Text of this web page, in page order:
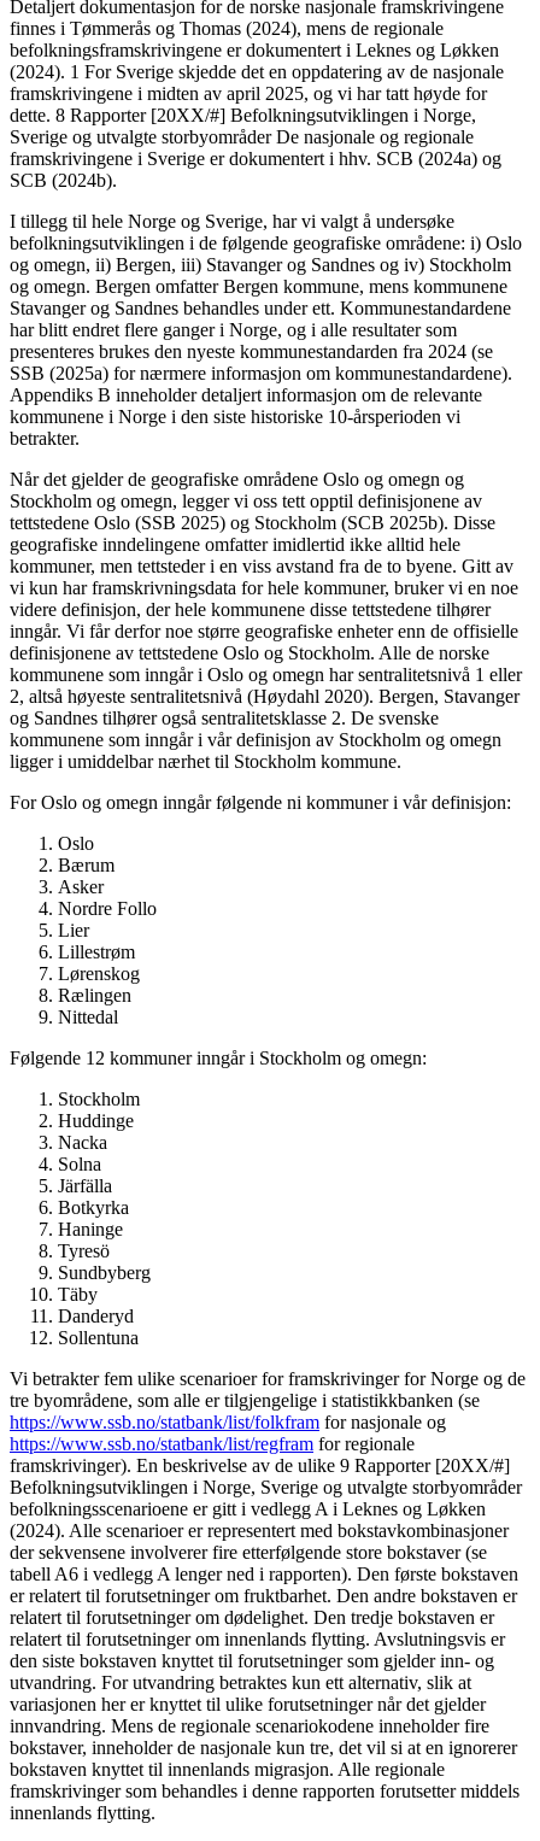
Detaljert dokumentasjon for de norske nasjonale framskrivingene
finnes i Tømmerås og Thomas (2024), mens de regionale
befolkningsframskrivingene er dokumentert i Leknes og Løkken
(2024). 1 For Sverige skjedde det en oppdatering av de nasjonale
framskrivingene i midten av april 2025, og vi har tatt høyde for
dette. 8 Rapporter [20XX/#] Befolkningsutviklingen i Norge,
Sverige og utvalgte storbyområder De nasjonale og regionale
framskrivingene i Sverige er dokumentert i hhv. SCB (2024a) og
SCB (2024b).
I tillegg til hele Norge og Sverige, har vi valgt å undersøke
befolkningsutviklingen i de følgende geografiske områdene: i) Oslo
og omegn, ii) Bergen, iii) Stavanger og Sandnes og iv) Stockholm
og omegn. Bergen omfatter Bergen kommune, mens kommunene
Stavanger og Sandnes behandles under ett. Kommunestandardene
har blitt endret flere ganger i Norge, og i alle resultater som
presenteres brukes den nyeste kommunestandarden fra 2024 (se
SSB (2025a) for nærmere informasjon om kommunestandardene).
Appendiks B inneholder detaljert informasjon om de relevante
kommunene i Norge i den siste historiske 10-årsperioden vi
betrakter.
Når det gjelder de geografiske områdene Oslo og omegn og
Stockholm og omegn, legger vi oss tett opptil definisjonene av
tettstedene Oslo (SSB 2025) og Stockholm (SCB 2025b). Disse
geografiske inndelingene omfatter imidlertid ikke alltid hele
kommuner, men tettsteder i en viss avstand fra de to byene. Gitt av
vi kun har framskrivningsdata for hele kommuner, bruker vi en noe
videre definisjon, der hele kommunene disse tettstedene tilhører
inngår. Vi får derfor noe større geografiske enheter enn de offisielle
definisjonene av tettstedene Oslo og Stockholm. Alle de norske
kommunene som inngår i Oslo og omegn har sentralitetsnivå 1 eller
2, altså høyeste sentralitetsnivå (Høydahl 2020). Bergen, Stavanger
og Sandnes tilhører også sentralitetsklasse 2. De svenske
kommunene som inngår i vår definisjon av Stockholm og omegn
ligger i umiddelbar nærhet til Stockholm kommune.
For Oslo og omegn inngår følgende ni kommuner i vår definisjon:
Oslo
Bærum
Asker
Nordre Follo
Lier
Lillestrøm
Lørenskog
Rælingen
Nittedal
Følgende 12 kommuner inngår i Stockholm og omegn:
Stockholm
Huddinge
Nacka
Solna
Järfälla
Botkyrka
Haninge
Tyresö
Sundbyberg
Täby
Danderyd
Sollentuna
Vi betrakter fem ulike scenarioer for framskrivinger for Norge og de
tre byområdene, som alle er tilgjengelige i statistikkbanken (se
https://www.ssb.no/statbank/list/folkfram for nasjonale og
https://www.ssb.no/statbank/list/regfram for regionale
framskrivinger). En beskrivelse av de ulike 9 Rapporter [20XX/#]
Befolkningsutviklingen i Norge, Sverige og utvalgte storbyområder
befolkningsscenarioene er gitt i vedlegg A i Leknes og Løkken
(2024). Alle scenarioer er representert med bokstavkombinasjoner
der sekvensene involverer fire etterfølgende store bokstaver (se
tabell A6 i vedlegg A lenger ned i rapporten). Den første bokstaven
er relatert til forutsetninger om fruktbarhet. Den andre bokstaven er
relatert til forutsetninger om dødelighet. Den tredje bokstaven er
relatert til forutsetninger om innenlands flytting. Avslutningsvis er
den siste bokstaven knyttet til forutsetninger som gjelder inn- og
utvandring. For utvandring betraktes kun ett alternativ, slik at
variasjonen her er knyttet til ulike forutsetninger når det gjelder
innvandring. Mens de regionale scenariokodene inneholder fire
bokstaver, inneholder de nasjonale kun tre, det vil si at en ignorerer
bokstaven knyttet til innenlands migrasjon. Alle regionale
framskrivinger som behandles i denne rapporten forutsetter middels
innenlands flytting.